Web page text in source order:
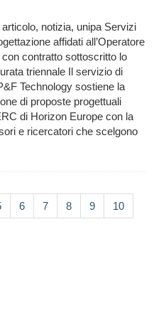
notizia, unipa Servizi
affidati all’Operatore
contratto sottoscritto lo
triennale Il servizio di
Technology sostiene la
di proposte progettuali
di Horizon Europe con la
e ricercatori che scelgono
6 7 8 9 10